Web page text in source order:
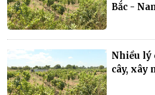
Bắc -
Nhiều lý
cây, xây